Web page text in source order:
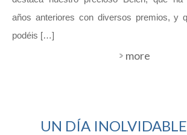
años anteriores con diversos premios, y
podéis […]
more
UN DÍA